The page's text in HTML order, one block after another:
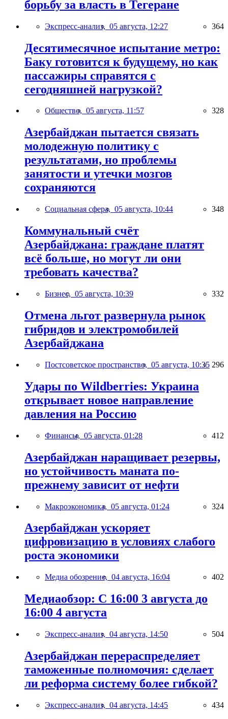
борьбу за власть в Тегеране
Экспресс-анализ, 05 августа, 12:27 364
Десятимесячное испытание метро:
Баку готовится к будущему, но как
пассажиры справятся с
сегодняшней нагрузкой?
Общество, 05 августа, 11:57 328
Азербайджан пытается связать
молодежную политику с
результатами, но проблемы
занятости и утечки мозгов
сохраняются
Социальная сфера, 05 августа, 10:44 348
Коммунальный счёт
Азербайджана: граждане платят
всё больше, но могут ли они
требовать качества?
Бизнес, 05 августа, 10:39 332
Отмена льгот развернула рынок
гибридов и электромобилей
Азербайджана
Постсоветское пространство, 05 августа, 10:35 296
Удары по Wildberries: Украина
открывает новое направление
давления на Россию
Финансы, 05 августа, 01:28 412
Азербайджан наращивает резервы,
но устойчивость маната по-
прежнему зависит от нефти
Макроэкономика, 05 августа, 01:24 324
Азербайджан ускоряет
цифровизацию в условиях слабого
роста экономики
Медиа обозрение, 04 августа, 16:04 402
Медиаобзор: С 16:00 3 августа до
16:00 4 августа
Экспресс-анализ, 04 августа, 14:50 504
Азербайджан перераспределяет
таможенные полномочия: сделает
ли реформа систему более гибкой?
Экспресс-анализ, 04 августа, 14:45 434